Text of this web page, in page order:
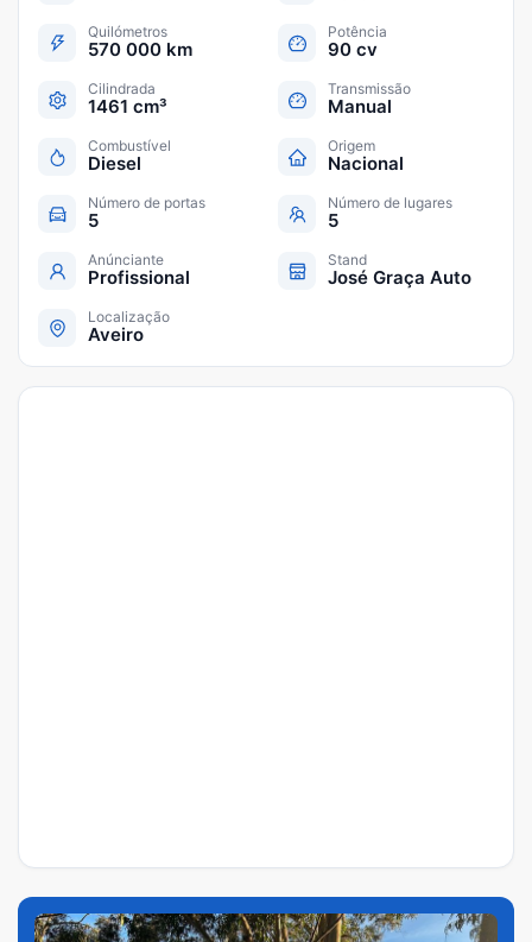
Quilómetros
570 000 km
Potência
90 cv
Cilindrada
1461 cm³
Transmissão
Manual
Combustível
Diesel
Origem
Nacional
Número de portas
5
Número de lugares
5
Anúnciante
Profissional
Stand
José Graça Auto
Localização
Aveiro